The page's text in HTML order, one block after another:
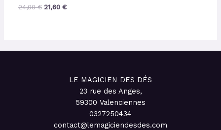
24,00€ 21,60€
LE MAGICIEN DES DÉS
23 rue des Anges,
59300 Valenciennes
0327250434
contact@lemagiciendesdes.com